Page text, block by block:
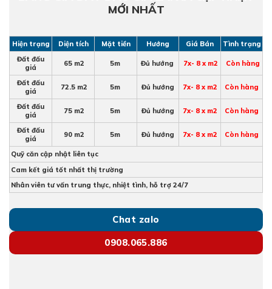
MỚI NHẤT
Hiện trạng Diện tích Mặt tiền Hướng Giá Bán
Tình trạng
Đất đấu
giá
65 m2 5m Đủ hướng 7x- 8 x m2 Còn hàng
Đất đấu
giá
72.5 m2 5m Đủ hướng 7x- 8 x m2 Còn hàng
Đất đấu
giá
75 m2 5m Đủ hướng 7x- 8 x m2 Còn hàng
Đất đấu
giá
90 m2 5m Đủ hướng 7x- 8 x m2 Còn hàng
Quỹ căn cập nhật liên tục
Cam kết giá tốt nhất thị trường
Nhân viên tư vấn trung thực, nhiệt tình, hỗ trợ 24/7
Chat zalo
0908.065.886